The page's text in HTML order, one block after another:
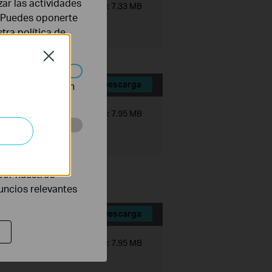
Tamaño de Archivo: 7.33 MB
Descarga
Tamaño de Archivo: 7.95 MB
systems.
Descarga
Tamaño de Archivo: 7.95 MB
Close
las actividades
oponerte
política de
en
con el fin de
nuestros
relevantes